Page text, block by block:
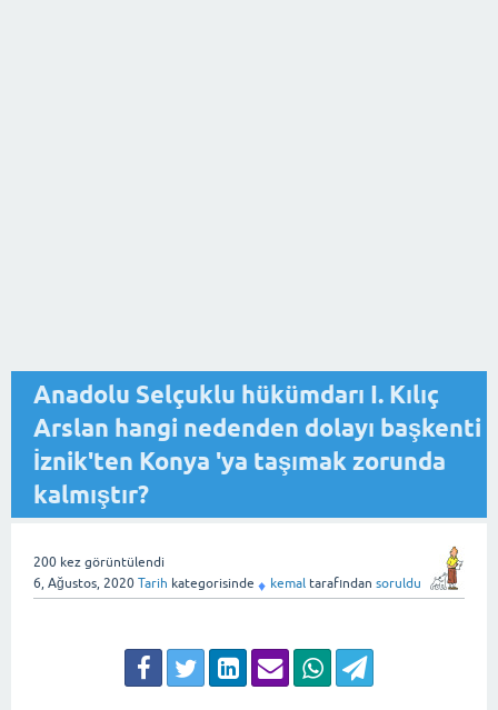
Anadolu Selçuklu hükümdarı I. Kılıç
Arslan hangi nedenden dolayı başkenti
İznik'ten Konya 'ya taşımak zorunda
kalmıştır?
200 kez görüntülendi
6, Ağustos, 2020 Tarih kategorisinde ♦ kemal tarafından soruldu